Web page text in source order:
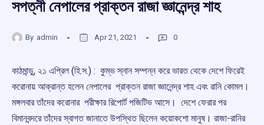
সপত্নী নেপালের প্রাক্তন রাজা জ্ঞানেন্দ্র শাহ
By admin Apr 21, 2021 0
কাঠমান্ডু, ২১ এপ্রিল (হি.স.) : কুম্ভ স্নান সম্পন্ন করে ভারত থেকে দেশে ফিরেই
করোনায় আক্রান্ত হলেন নেপালের প্রাক্তন রাজা জ্ঞানেন্দ্র শাহ এবং রানি কোমল।
মঙ্গলবার তাঁদের করোনার পরীক্ষার রিপোর্ট পজিটিভ আসে। দেশে ফেরার পর
বিমানবন্দরে তাঁদের স্বাগত জানাতে উপস্থিত ছিলেন কয়োকশো মানুষ। রাজা-রানির